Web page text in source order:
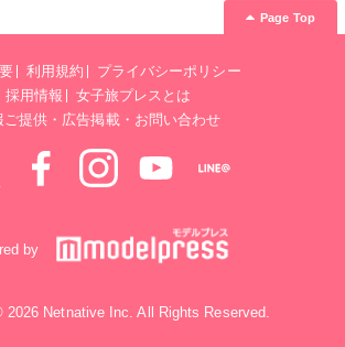
Page Top
利用規約
プライバシーポリシー
採用情報
女子旅プレスとは
ご提供・広告掲載・お問い合わせ
by
2026 Netnative Inc. All Rights Reserved.